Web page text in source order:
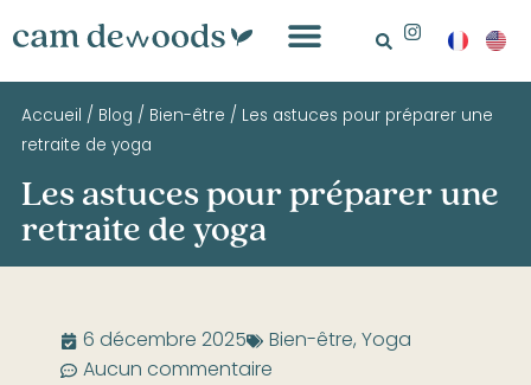
Accueil / Blog / Bien-être / Les astuces pour préparer une
retraite de yoga
Les astuces pour préparer une
retraite de yoga
6 décembre 2025 Bien-être,Yoga
Aucun commentaire